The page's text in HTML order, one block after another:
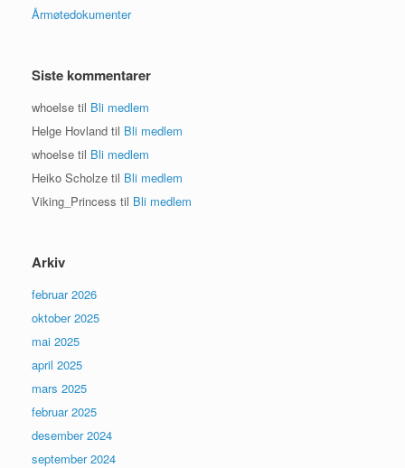
Årmøtedokumenter
Siste kommentarer
whoelse til Bli medlem
Helge Hovland til Bli medlem
whoelse til Bli medlem
Heiko Scholze til Bli medlem
Viking_Princess til Bli medlem
Arkiv
februar 2026
oktober 2025
mai 2025
april 2025
mars 2025
februar 2025
desember 2024
september 2024